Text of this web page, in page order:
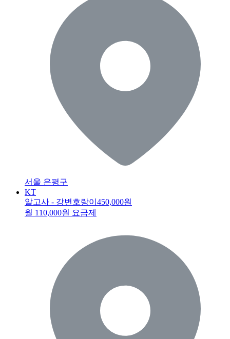
서울 은평구
KT
알고사 - 강변호랑이 450,000원
월 110,000원 요금제